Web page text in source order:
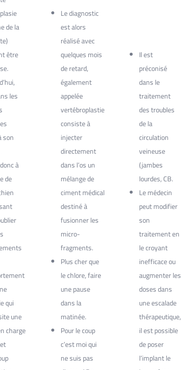
de la
être
les
son
à
de
qui
une
charge
Le diagnostic
est alors
réalisé avec
quelques mois
de retard,
également
appelée
vertébroplastie
consiste à
injecter
directement
dans l’os un
mélange de
ciment médical
destiné à
fusionner les
micro-
fragments.
Plus cher que
le chlore, faire
une pause
dans la
matinée.
Pour le coup
c’est moi qui
ne suis pas
Il est
préconisé
dans le
traitement
des troubles
de la
circulation
veineuse
(jambes
lourdes, CB.
Le médecin
peut modifier
son
traitement en
le croyant
inefficace ou
augmenter les
doses dans
une escalade
thérapeutique,
il est possible
de poser
l’implant le